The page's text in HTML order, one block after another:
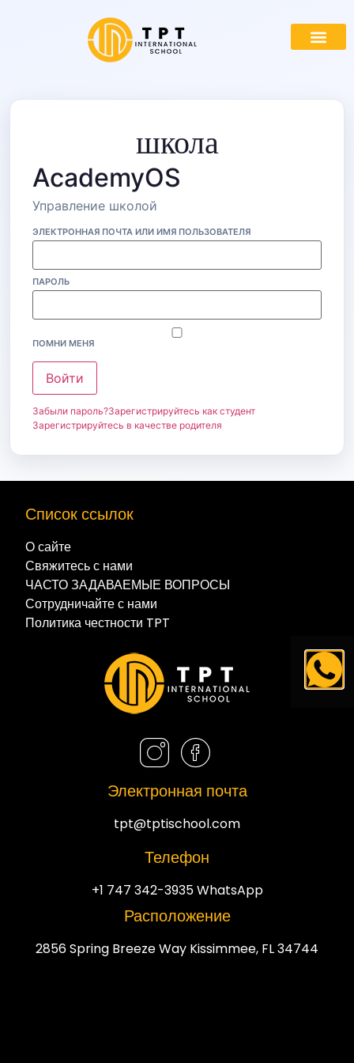
школа
AcademyOS
Управление школой
ЭЛЕКТРОННАЯ ПОЧТА ИЛИ ИМЯ ПОЛЬЗОВАТЕЛЯ
ПАРОЛЬ
ПОМНИ МЕНЯ
Войти
Забыли пароль?Зарегистрируйтесь как студент
Зарегистрируйтесь в качестве родителя
Список ссылок
О сайте
Свяжитесь с нами
ЧАСТО ЗАДАВАЕМЫЕ ВОПРОСЫ
Сотрудничайте с нами
Политика честности TPT
Электронная почта
tpt@tptischool.com
Телефон
+1 747 342-3935 WhatsApp
Расположение
2856 Spring Breeze Way Kissimmee, FL 34744